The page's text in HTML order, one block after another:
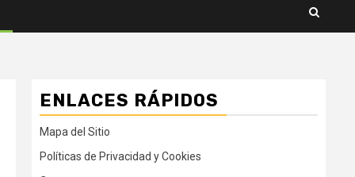
ENLACES RÁPIDOS
Mapa del Sitio
Políticas de Privacidad y Cookies